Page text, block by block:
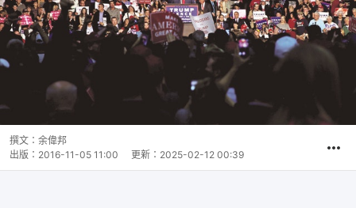
撰文： 余偉邦
出版： 2016-11-05 11:00 更新： 2025-02-12 00:39